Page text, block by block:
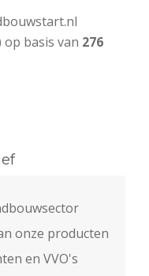
op basis van 276
onze producten
en VVO's